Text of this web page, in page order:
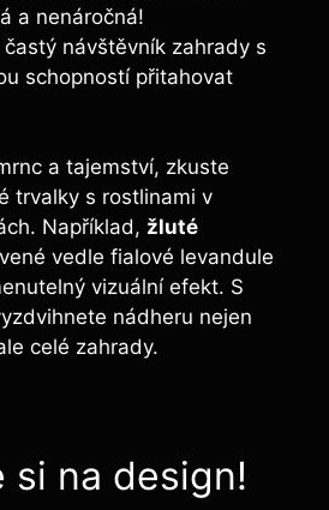
‍a nenáročná!
návštěvník zahrady s
schopností⁤ přitahovat
a tajemství, zkuste
trvalky s rostlinami v
Například, žluté‌
⁣vedle fialové levandule
vizuální efekt. S
nádheru nejen
celé zahrady.
si na design!